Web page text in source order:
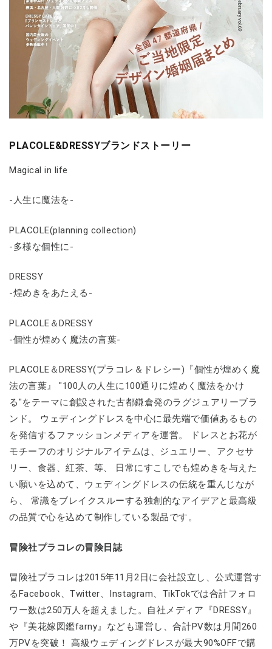
PLACOLE&DRESSYブランドストーリー
Magical in life
-人生に魔法を-
PLACOLE(planning collection)
-多様な個性に-
DRESSY
-煌めきをあたえる-
PLACOLE＆DRESSY
-個性が煌めく魔法の言葉-
PLACOLE＆DRESSY(プラコレ＆ドレシー)『個性が煌めく魔
法の言葉』 "100人の人生に100通りに煌めく魔法をかけ
る"をテーマに創設された古都鎌倉発のラグジュアリーブラ
ンド。 ウェディングドレスを中心に最先端で価値あるもの
を発信するファッションメディアを運営。 ドレスとお花が
モチーフのオリジナルアイテムは、ジュエリー、アクセサ
リー、食器、紅茶、等、 日常にすこしでも煌めきを与えた
い願いを込めて、ウェディングドレスの伝統を重んじなが
ら、 常識をブレイクスルーする独創的なアイデアと最高級
の品質で心を込めて制作している製品です。
冒険社プラコレの冒険日誌
冒険社プラコレは2015年11月2日に会社設立し、公式運営す
るFacebook、Twitter、Instagram、TikTokでは合計フォロ
ワー数は250万人を超えました。自社メディア『DRESSY』
や『美花嫁図鑑farny』なども運営し、合計PV数は月間260
万PVを突破！ 高級ウェディングドレスが最大90%OFFで購